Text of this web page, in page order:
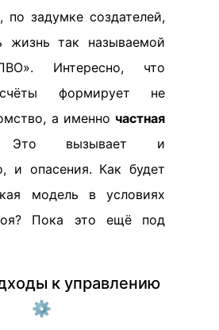
по задумке создателей,
жизнь так называемой
Интересно, что
формирует не
а именно частная
вызывает и
и опасения. Как будет
модель в условиях
Пока это ещё под
к управлению
⚙️